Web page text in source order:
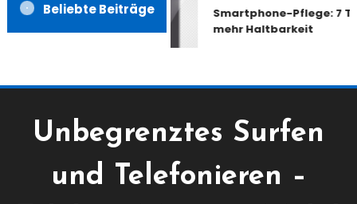
Beliebte Beiträge
Smartphone-Pflege: 7
mehr Haltbarkeit
Unbegrenztes Surfen
und Telefonieren –